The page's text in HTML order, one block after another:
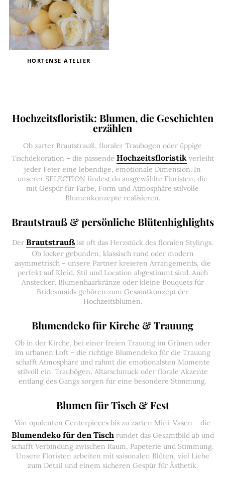
HORTENSE ATELIER
Hochzeitsfloristik: Blumen, die Geschichten
erzählen
Ob zarter Brautstrauß, floraler Traubogen oder üppige
Tischdekoration – die passende Hochzeitsfloristikverleiht
jeder Feier eine lebendige, emotionale Dimension. In
unserer SELECTION findest du ausgewählte Floristen, die
mit Gespür für Farbe, Form und Atmosphäre stilvolle
Blumenkonzepte realisieren.
Brautstrauß & persönliche Blütenhighlights
Der Brautstrauß ist oft das Herzstück des floralen Stylings.
Ob locker gebunden, klassisch rund oder modern
asymmetrisch – unsere Partner kreieren Arrangements, die
perfekt auf Kleid, Stil und Location abgestimmt sind. Auch
Anstecker, Blumenhaarkränze oder kleine Bouquets für
Bridesmaids gehören zum Gesamtkonzept der
Hochzeitsblumen.
Blumendeko für Kirche & Trauung
Ob in der Kirche, bei einer freien Trauung im Grünen oder
im urbanen Loft – die richtige Blumendeko für die Trauung
schafft Atmosphäre und rahmt die emotionalsten Momente
stilvoll ein. Traubögen, Altarschmuck oder florale Akzente
entlang des Gangs sorgen für eine besondere Stimmung.
Blumen für Tisch & Fest
Von opulenten Centerpieces bis zu zarten Mini-Vasen – die
Blumendeko für den Tischrundet das Gesamtbild ab und
schafft Verbindung zwischen Raum, Papeterie und Stimmung.
Unsere Floristen arbeiten mit saisonalen Blüten, viel Liebe
zum Detail und einem sicheren Gespür für Ästhetik.